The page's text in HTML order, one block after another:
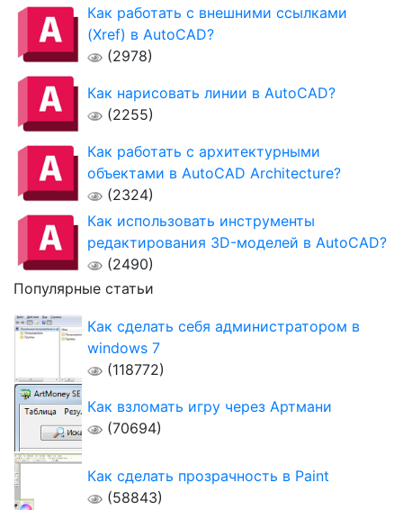
Как работать с внешними ссылками
(Xref) в AutoCAD?
(2978)
Как нарисовать линии в AutoCAD?
(2255)
Как работать с архитектурными
объектами в AutoCAD Architecture?
(2324)
Как использовать инструменты
редактирования 3D-моделей в AutoCAD?
(2490)
Популярные статьи
Как сделать себя администратором в
windows 7
(118772)
Как взломать игру через Артмани
(70694)
Как сделать прозрачность в Paint
(58843)